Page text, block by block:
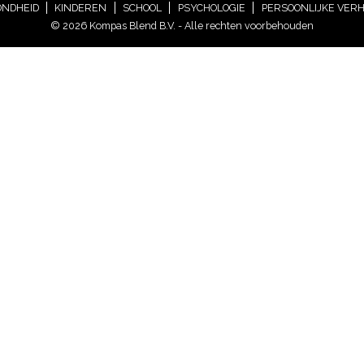
KINDEREN SCHOOL PSYCHOLOGIE
PERSOONLIJKE
© 2026 Kompas Blend B.V. - Alle rechten voorbehouden